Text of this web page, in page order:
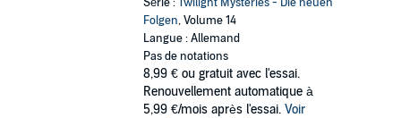
Folgen, Volume 14
Langue : Allemand
Pas de notations
8,99 € ou gratuit avec l'essai.
Renouvellement automatique à
5,99 €/mois après l'essai. Voir